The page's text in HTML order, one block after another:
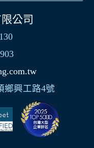
公司
鄉興工路4號